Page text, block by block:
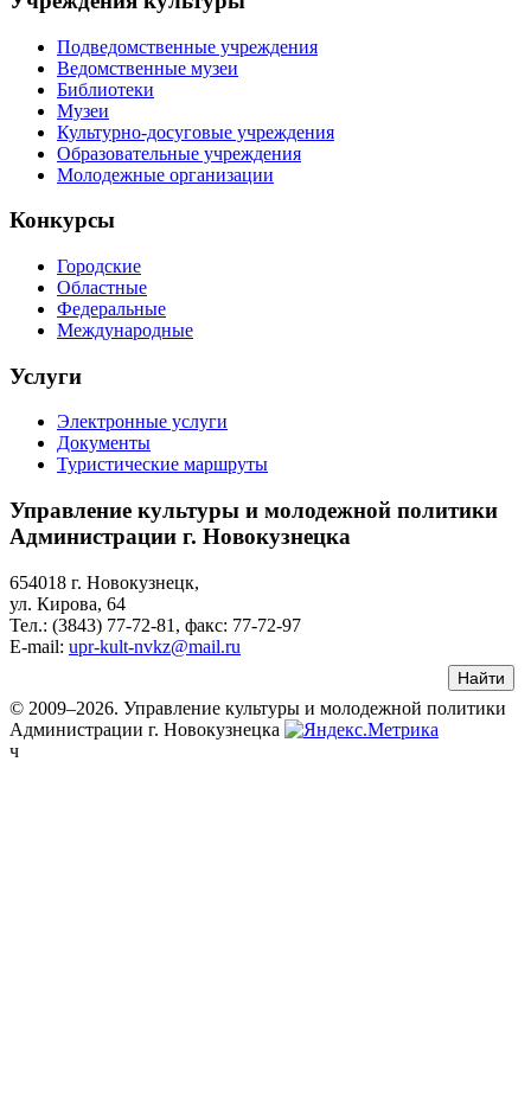
Подведомственные учреждения
Ведомственные музеи
Библиотеки
Музеи
Культурно-досуговые учреждения
Образовательные учреждения
Молодежные организации
Конкурсы
Городские
Областные
Федеральные
Международные
Услуги
Электронные услуги
Документы
Туристические маршруты
Управление культуры и молодежной политики
Администрации г. Новокузнецка
654018 г. Новокузнецк,
ул. Кирова, 64
Тел.: (3843) 77-72-81 , факс: 77-72-97
E-mail: upr-kult-nvkz@mail.ru
© 2009–2026. Управление культуры и молодежной политики
Администрации г. Новокузнецка
ч